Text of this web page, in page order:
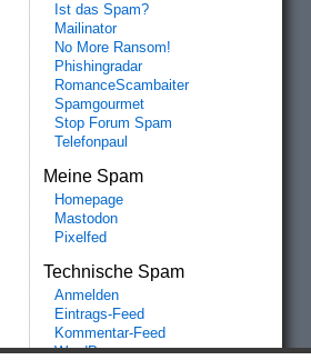
Ist das Spam?
Mailinator
No More Ransom!
Phishingradar
RomanceScambaiter
Spamgourmet
Stop Forum Spam
Telefonpaul
Meine Spam
Homepage
Mastodon
Pixelfed
Technische Spam
Anmelden
Eintrags-Feed
Kommentar-Feed
WordPress.org